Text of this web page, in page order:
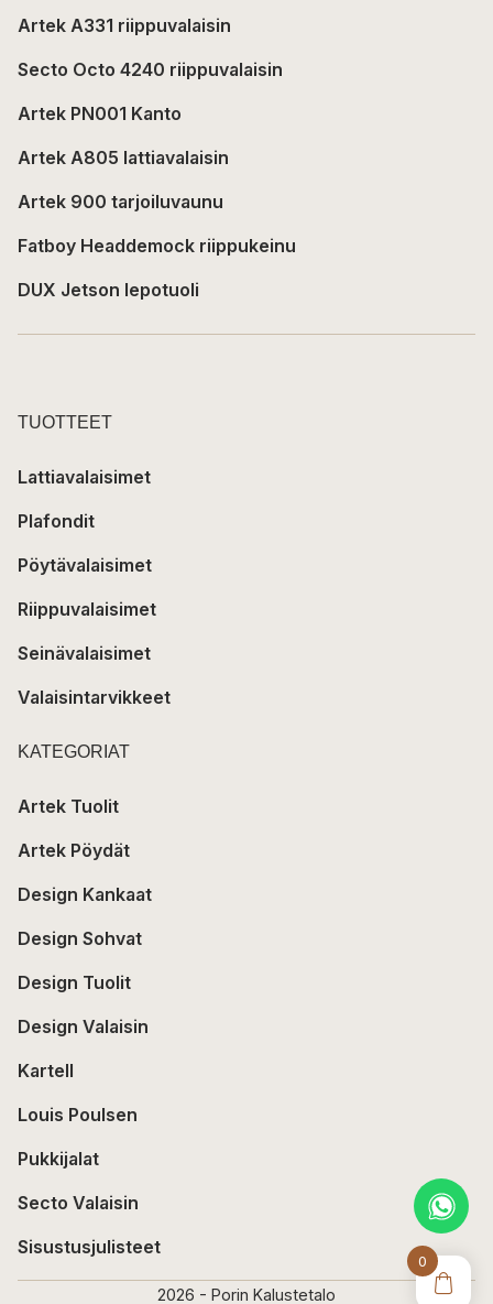
0
Artek A331 riippuvalaisin
Secto Octo 4240 riippuvalaisin
Artek PN001 Kanto
Artek A805 lattiavalaisin
Artek 900 tarjoiluvaunu
Fatboy Headdemock riippukeinu
DUX Jetson lepotuoli
TUOTTEET
Lattiavalaisimet
Plafondit
Pöytävalaisimet
Riippuvalaisimet
Seinävalaisimet
Valaisintarvikkeet
KATEGORIAT
Artek Tuolit
Artek Pöydät
Design Kankaat
Design Sohvat
Design Tuolit
Design Valaisin
Kartell
Louis Poulsen
Pukkijalat
Secto Valaisin
Sisustusjulisteet
2026 - Porin Kalustetalo